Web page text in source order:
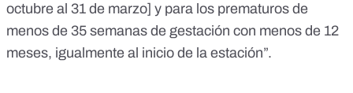
octubre al 31 de marzo] y para los prematuros de
menos de 35 semanas de gestación con menos de 12
meses, igualmente al inicio de la estación”.